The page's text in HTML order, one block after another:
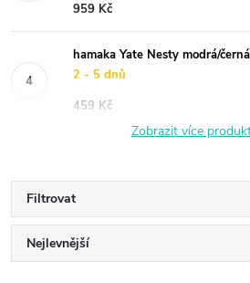
959 Kč
hamaka Yate Nesty modrá/černá
2 - 5 dnů
459 Kč
Zobrazit více
Filtrovat
Ř
Nejlevnější